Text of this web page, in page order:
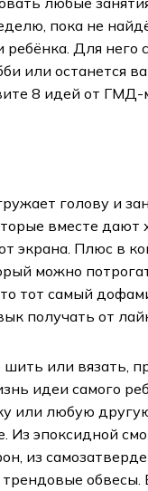
пока не
ребёнка. Для него
или останется
8 идей от ГМД-
голову и
вместе дают
экрана. Плюс в
можно
тот самый
получать от
шить или вязать,
идеи самого
или любую
Из эпоксидной
из
обвесы.